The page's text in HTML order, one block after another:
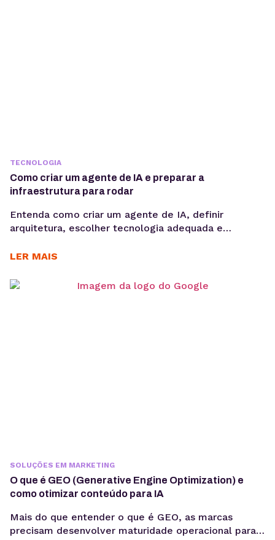
TECNOLOGIA
Como criar um agente de IA e preparar a
infraestrutura para rodar
Entenda como criar um agente de IA, definir
arquitetura, escolher tecnologia adequada e
considerando integrações, observabilidade, custos
vai além de escolher um modelo de linguagem ou
LER MAIS
SOLUÇÕES EM MARKETING
O que é GEO (Generative Engine Optimization) e
como otimizar conteúdo para IA
Mais do que entender o que é GEO, as marcas
precisam desenvolver maturidade operacional para